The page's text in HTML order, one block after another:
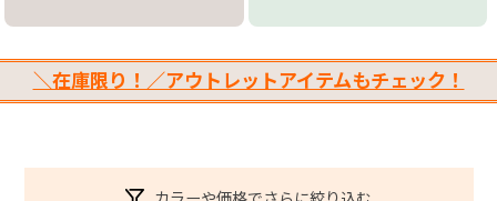
＼在庫限り！／アウトレットアイテムもチェック！